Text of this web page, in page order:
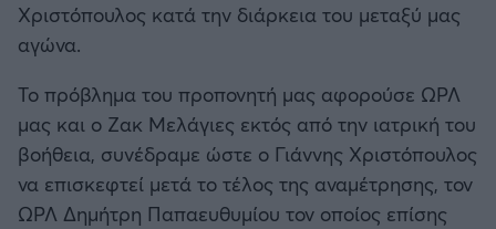
Χριστόπουλος κατά την διάρκεια του μεταξύ μας
αγώνα.
Το πρόβλημα του προπονητή μας αφορούσε ΩΡΛ
μας και ο Ζακ Μελάγιες εκτός από την ιατρική του
βοήθεια, συνέδραμε ώστε ο Γιάννης Χριστόπουλος
να επισκεφτεί μετά το τέλος της αναμέτρησης, τον
ΩΡΛ Δημήτρη Παπαευθυμίου τον οποίος επίσης